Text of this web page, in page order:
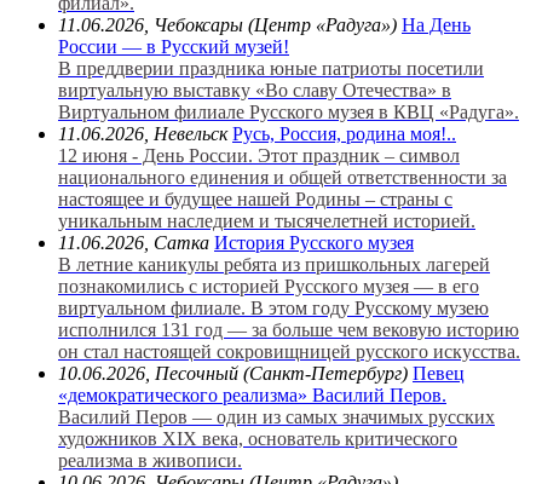
11.06.2026, Чебоксары (Центр «Радуга») На День
России — в Русский музей!
В преддверии праздника юные патриоты посетили
виртуальную выставку «Во славу Отечества» в
Виртуальном филиале Русского музея в КВЦ «Радуга».
11.06.2026, НевельскРусь, Россия, родина моя!..
12 июня - День России. Этот праздник – символ
национального единения и общей ответственности за
настоящее и будущее нашей Родины – страны с
уникальным наследием и тысячелетней историей.
11.06.2026, Сатка История Русского музея
В летние каникулы ребята из пришкольных лагерей
познакомились с историей Русского музея — в его
виртуальном филиале. В этом году Русскому музею
исполнился 131 год — за больше чем вековую историю
он стал настоящей сокровищницей русского искусства.
10.06.2026, Песочный (Санкт-Петербург) Певец
«демократического реализма» Василий Перов.
Василий Перов — один из самых значимых русских
художников XIX века, основатель критического
реализма в живописи.